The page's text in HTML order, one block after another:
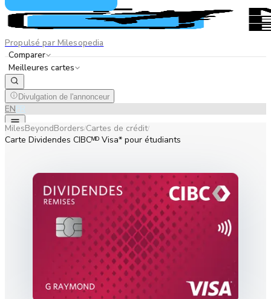
Propulsé par Milesopedia
Comparer
Meilleures cartes
Divulgation de l'annonceur
ENFR
MilesBeyondBorders/Cartes de crédit/
Carte Dividendes CIBCᴹᴰ Visa* pour étudiants